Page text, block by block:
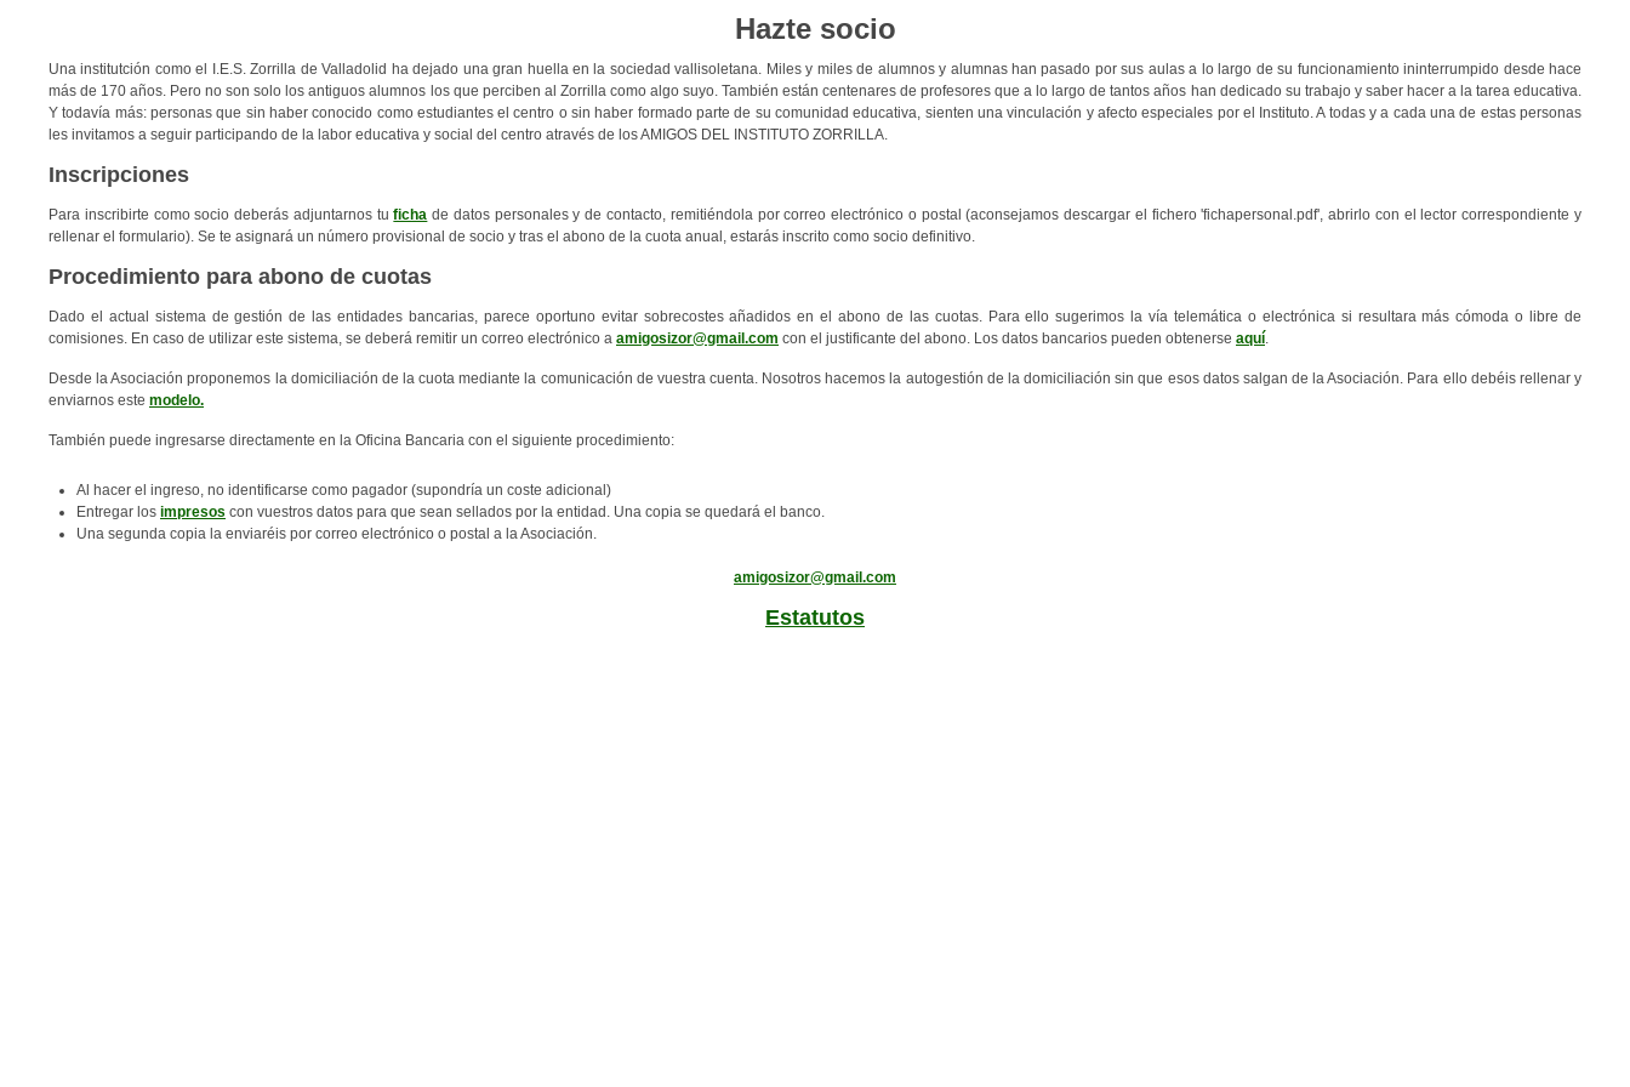
Hazte socio
Una institutción como el I.E.S. Zorrilla de Valladolid ha dejado una gran huella en la sociedad vallisoletana. Miles y miles de alumnos y alumnas han pasado por sus aulas a lo largo de su funcionamiento ininterrumpido desde hace
más de 170 años. Pero no son solo los antiguos alumnos los que perciben al Zorrilla como algo suyo. También están centenares de profesores que a lo largo de tantos años han dedicado su trabajo y saber hacer a la tarea educativa.
Y todavía más: personas que sin haber conocido como estudiantes el centro o sin haber formado parte de su comunidad educativa, sienten una vinculación y afecto especiales por el Instituto. A todas y a cada una de estas personas
les invitamos a seguir participando de la labor educativa y social del centro através de los AMIGOS DEL INSTITUTO ZORRILLA.
Inscripciones
Para inscribirte como socio deberás adjuntarnos tuficha de datos personales y de contacto, remitiéndola por correo electrónico o postal (aconsejamos descargar el fichero 'fichapersonal.pdf', abrirlo con el lector correspondiente y
rellenar el formulario). Se te asignará un número provisional de socio y tras el abono de la cuota anual, estarás inscrito como socio definitivo.
Procedimiento para abono de cuotas
Dado el actual sistema de gestión de las entidades bancarias, parece oportuno evitar sobrecostes añadidos en el abono de las cuotas. Para ello sugerimos la vía telemática o electrónica si resultara más cómoda o libre de
comisiones. En caso de utilizar este sistema, se deberá remitir un correo electrónico a amigosizor@gmail.com con el justificante del abono. Los datos bancarios pueden obtenerse aquí­.
Desde la Asociación proponemos la domiciliación de la cuota mediante la comunicación de vuestra cuenta. Nosotros hacemos la autogestión de la domiciliación sin que esos datos salgan de la Asociación. Para ello debéis rellenar y
enviarnos este modelo.
También puede ingresarse directamente en la Oficina Bancaria con el siguiente procedimiento:
Al hacer el ingreso, no identificarse como pagador (supondría un coste adicional)
Entregar los impresos con vuestros datos para que sean sellados por la entidad. Una copia se quedará el banco.
Una segunda copia la enviaréis por correo electrónico o postal a la Asociación.
amigosizor@gmail.com
Estatutos